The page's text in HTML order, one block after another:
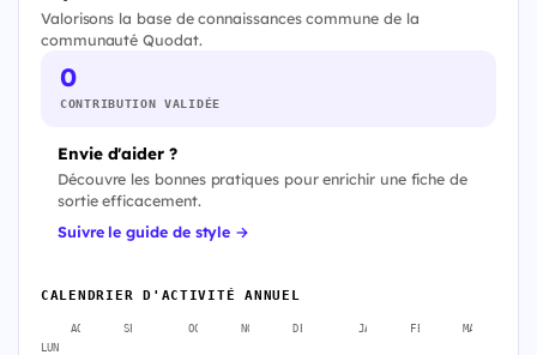
Valorisons la base de connaissances commune de la
communauté Quodat.
0
CONTRIBUTION VALIDÉE
Envie d'aider ?
Découvre les bonnes pratiques pour enrichir une fiche de
sortie efficacement.
Suivre le guide de style →
CALENDRIER D'ACTIVITÉ ANNUEL
AOÛT SEPT. OCT. NOV. DÉC. JANV. FÉVR. MARS
LUN